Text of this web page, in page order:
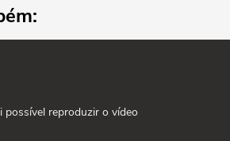
possível reproduzir o vídeo